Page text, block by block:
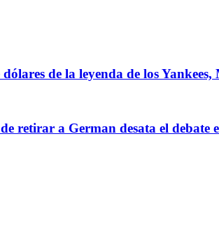
de la leyenda de los
retirar a German desata el debate